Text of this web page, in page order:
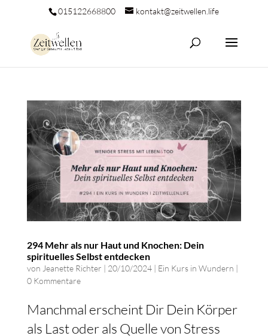
015122668800 kontakt@zeitwellen.life
294 Mehr als nur Haut und Knochen: Dein
spirituelles Selbst entdecken
von Jeanette Richter | 20/10/2024| Ein Kurs in Wundern |
0 Kommentare
Manchmal erscheint Dir Dein Körper
als Last oder als Quelle von Stress